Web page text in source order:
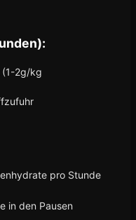
(1-2g/kg
pro Stunde
in den Pausen